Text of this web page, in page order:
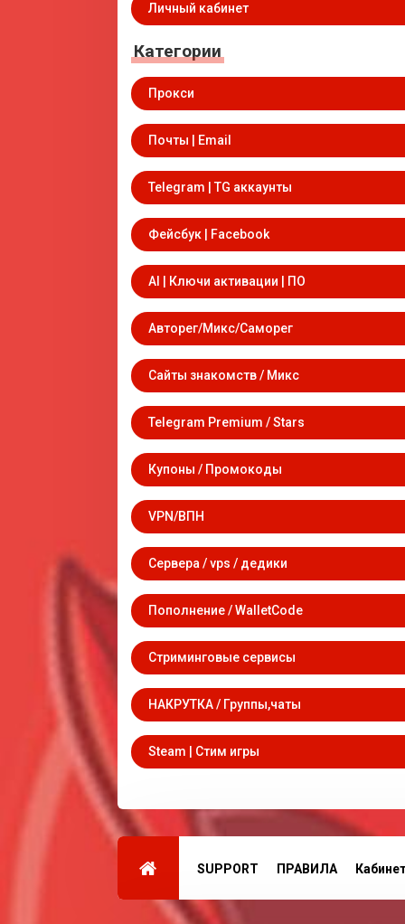
Личный кабинет
Категории
Прокси
Почты | Email
Telegram | TG аккаунты
Фейсбук | Facebook
AI | Ключи активации | ПО
Авторег/Микс/Саморег
Сайты знакомств / Микс
Telegram Premium / Stars
Купоны / Промокоды
VPN/ВПН
Сервера / vps / дедики
Пополнение / WalletCode
Стриминговые сервисы
НАКРУТКА / Группы,чаты
Steam | Стим игры
SUPPORT ПРАВИЛА